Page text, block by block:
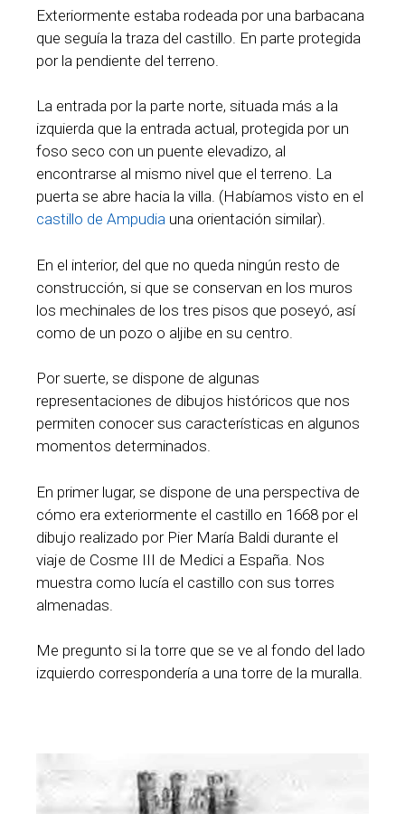
Exteriormente estaba rodeada por una barbacana
que seguía la traza del castillo. En parte protegida
por la pendiente del terreno.
La entrada por la parte norte, situada más a la
izquierda que la entrada actual, protegida por un
foso seco con un puente elevadizo, al
encontrarse al mismo nivel que el terreno. La
puerta se abre hacia la villa. (Habíamos visto en el
castillo de Ampudia una orientación similar).
En el interior, del que no queda ningún resto de
construcción, si que se conservan en los muros
los mechinales de los tres pisos que poseyó, así
como de un pozo o aljibe en su centro.
Por suerte, se dispone de algunas
representaciones de dibujos históricos que nos
permiten conocer sus características en algunos
momentos determinados.
En primer lugar, se dispone de una perspectiva de
cómo era exteriormente el castillo en 1668 por el
dibujo realizado por Pier María Baldi durante el
viaje de Cosme III de Medici a España. Nos
muestra como lucía el castillo con sus torres
almenadas.
Me pregunto si la torre que se ve al fondo del lado
izquierdo correspondería a una torre de la muralla.